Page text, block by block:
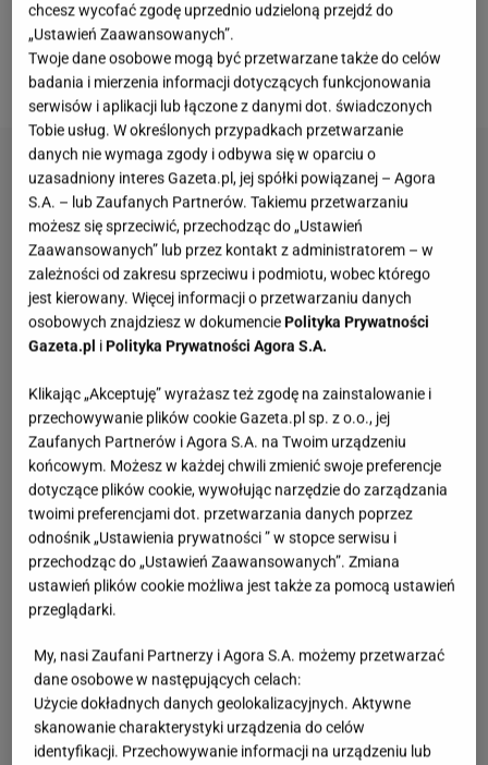
o nierównomierne wschody. Samo rozłożenie darni
to jednak dopiero końcowy etap całego procesu.
Największe znaczenie ma bowiem stan podłoża.
chcesz wycofać zgodę uprzednio udzieloną przejdź do
„Ustawień Zaawansowanych”.
Twoje dane osobowe mogą być przetwarzane także do celów
badania i mierzenia informacji dotyczących funkcjonowania
serwisów i aplikacji lub łączone z danymi dot. świadczonych
Tobie usług. W określonych przypadkach przetwarzanie
danych nie wymaga zgody i odbywa się w oparciu o
uzasadniony interes Gazeta.pl, jej spółki powiązanej – Agora
S.A. – lub Zaufanych Partnerów. Takiemu przetwarzaniu
możesz się sprzeciwić, przechodząc do „Ustawień
Zaawansowanych” lub przez kontakt z administratorem – w
zależności od zakresu sprzeciwu i podmiotu, wobec którego
jest kierowany. Więcej informacji o przetwarzaniu danych
osobowych znajdziesz w dokumencie Polityka Prywatności
Gazeta.pl i Polityka Prywatności Agora S.A.
Klikając „Akceptuję” wyrażasz też zgodę na zainstalowanie i
przechowywanie plików cookie Gazeta.pl sp. z o.o., jej
Zaufanych Partnerów i Agora S.A. na Twoim urządzeniu
końcowym. Możesz w każdej chwili zmienić swoje preferencje
dotyczące plików cookie, wywołując narzędzie do zarządzania
twoimi preferencjami dot. przetwarzania danych poprzez
odnośnik „Ustawienia prywatności ” w stopce serwisu i
przechodząc do „Ustawień Zaawansowanych”. Zmiana
ustawień plików cookie możliwa jest także za pomocą ustawień
przeglądarki.
My, nasi Zaufani Partnerzy i Agora S.A. możemy przetwarzać
dane osobowe w następujących celach:
Użycie dokładnych danych geolokalizacyjnych. Aktywne
skanowanie charakterystyki urządzenia do celów
identyfikacji. Przechowywanie informacji na urządzeniu lub